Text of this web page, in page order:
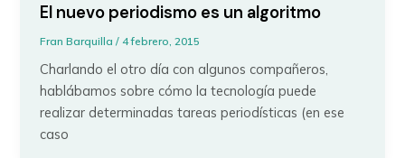
El nuevo periodismo es un algoritmo
Fran Barquilla/4 febrero, 2015
Charlando el otro día con algunos compañeros,
hablábamos sobre cómo la tecnología puede
realizar determinadas tareas periodísticas (en ese
caso